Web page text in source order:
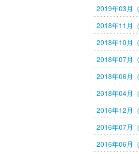
2019年03月（
2018年11月（
2018年10月（
2018年07月（
2018年06月（
2018年04月（
2016年12月（
2016年07月（
2016年06月（